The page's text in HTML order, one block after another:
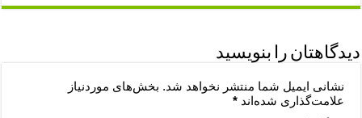
دیدگاهتان را بنویسید
نشانی ایمیل شما منتشر نخواهد شد. بخش‌های موردنیاز
علامت‌گذاری شده‌اند*